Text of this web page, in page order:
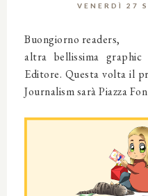
VENERDÌ 27
Buongiorno readers,
altra bellissima
Editore. Questa volta il
Journalism sarà Piazza